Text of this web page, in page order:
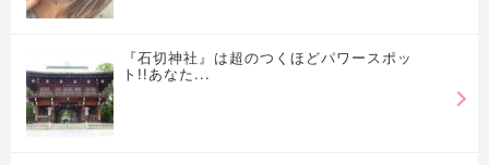
『石切神社』は超のつくほどパワースポッ
ト!!あなた...